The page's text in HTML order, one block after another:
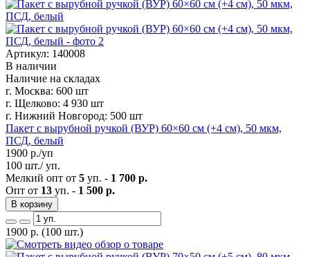
Артикул: 140008
В наличии
Наличие на складах
г. Москва: 600 шт
г. Щелково: 4 930 шт
г. Нижний Новгород: 500 шт
Пакет с вырубной ручкой (ВУР) 60×60 см (+4 см), 50 мкм,
ПСД, белый
1900 р./уп
100 шт./ уп.
Мелкий опт от 5 уп. - 1 700 р.
Опт от 13 уп. - 1 500 р.
В корзину
1900 р. (100 шт.)